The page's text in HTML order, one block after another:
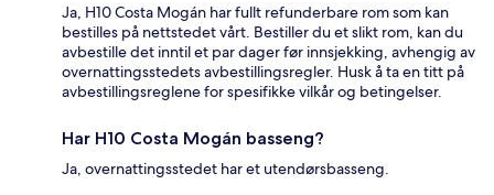
Ja, H10 Costa Mogán har fullt refunderbare rom som kan
bestilles på nettstedet vårt. Bestiller du et slikt rom, kan du
avbestille det inntil et par dager før innsjekking, avhengig av
overnattingsstedets avbestillingsregler. Husk å ta en titt på
avbestillingsreglene for spesifikke vilkår og betingelser.
Har H10 Costa Mogán basseng?
Ja, overnattingsstedet har et utendørsbasseng.